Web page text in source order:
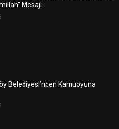
Mesajı
Belediyesi’nden Kamuoyuna